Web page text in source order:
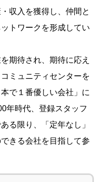
収入を獲得し、仲間と
トワークを形成してい
期待され、期待に応え
ミュニティセンターを
で１番優しい会社」に
年時代、登録スタッフ
る限り、「定年なし」
きる会社を目指して参